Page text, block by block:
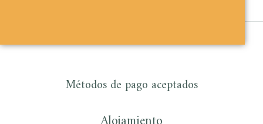
Métodos de pago aceptados